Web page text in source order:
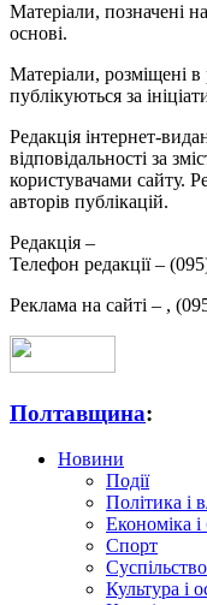
Матеріали, позначені
основі.
Матеріали, розміщені
публікуються за
Редакція інтернет-
відповідальності за
користувачами сайту.
авторів публікацій.
Редакція –
Телефон редакції –
Реклама на сайті – ,
Полтавщина:
Новини
Події
Політика і
Економіка і
Спорт
Суспільство
Культура і